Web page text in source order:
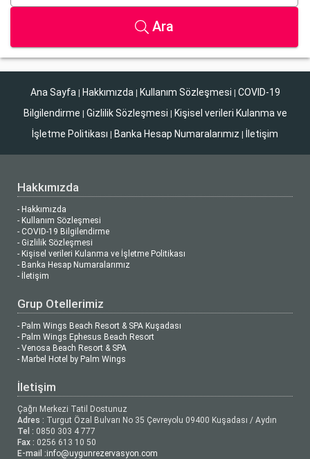
Ara
Ana Sayfa | Hakkımızda | Kullanım Sözleşmesi | COVID-19
Bilgilendirme | Gizlilik Sözleşmesi | Kişisel verileri Kulanma ve
İşletme Politikası | Banka Hesap Numaralarımız | İletişim
Hakkımızda
- Hakkımızda
- Kullanım Sözleşmesi
- COVID-19 Bilgilendirme
- Gizlilik Sözleşmesi
- Kişisel verileri Kulanma ve İşletme Politikası
- Banka Hesap Numaralarımız
- İletişim
Grup Otellerimiz
- Palm Wings Beach Resort & SPA Kuşadası
- Palm Wings Ephesus Beach Resort
- Venosa Beach Resort & SPA
- Marbel Hotel by Palm Wings
İletişim
Çağrı Merkezi Tatil Dostunuz
Adres : Turgut Özal Bulvarı No 35 Çevreyolu 09400 Kuşadası / Aydın
Tel : 0850 303 4 777
Fax : 0256 613 10 50
E-mail :info@uygunrezervasyon.com